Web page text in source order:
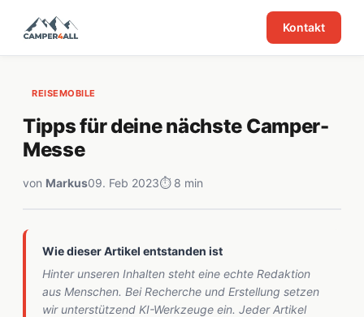
Kontakt
REISEMOBILE
Tipps für deine nächste Camper-
Messe
von Markus09. Feb 2023⏱ 8 min
Wie dieser Artikel entstanden ist
Hinter unseren Inhalten steht eine echte Redaktion
aus Menschen. Bei Recherche und Erstellung setzen
wir unterstützend KI-Werkzeuge ein. Jeder Artikel